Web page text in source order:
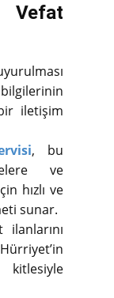
Vefat
iletişim
, bu
ve
hızlı ve
sunar.